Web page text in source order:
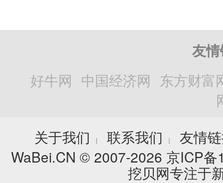
友
好牛网 中国经济网 东方财富
关于我们
┊ 联系我们 ┊
友情
WaBei.CN © 2007-2026 京ICP
挖贝网专注于